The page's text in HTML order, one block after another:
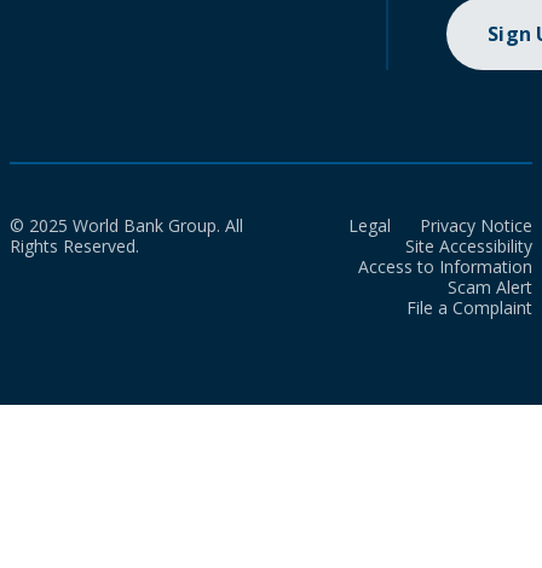
Sign
© 2025 World Bank Group. All
Rights Reserved.
Legal
Privacy Notice
Site Accessibility
Access to Information
Scam Alert
File a Complaint